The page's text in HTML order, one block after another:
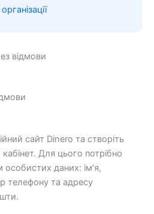
відмови
сайт Dinero та створіть
Для цього потрібно
особистих даних: ім’я,
телефону та адресу